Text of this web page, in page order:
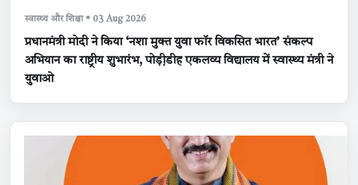
स्वास्थ्य और शिक्षा • 03 Aug 2026
प्रधानमंत्री मोदी ने किया ‘नशा मुक्त युवा फॉर विकसित भारत’ संकल्प
अभियान का राष्ट्रीय शुभारंभ, पोड़ी़डीह एकलव्य विद्यालय में स्वास्थ्य मंत्री ने
युवाओ